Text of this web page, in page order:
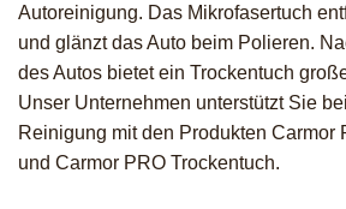
Autoreinigung. Das Mikrofasertuch
und glänzt das Auto beim Polieren.
des Autos bietet ein Trockentuch
Unser Unternehmen unterstützt Sie
Reinigung mit den Produkten Carmor
und Carmor PRO Trockentuch.